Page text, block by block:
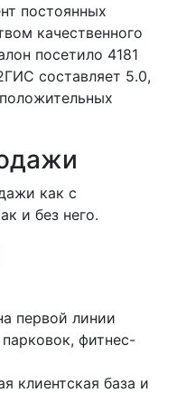
постоянных
качественного
посетило 4181
составляет 5.0,
как с
и без него.
первой линии
фитнес-
клиентская база и